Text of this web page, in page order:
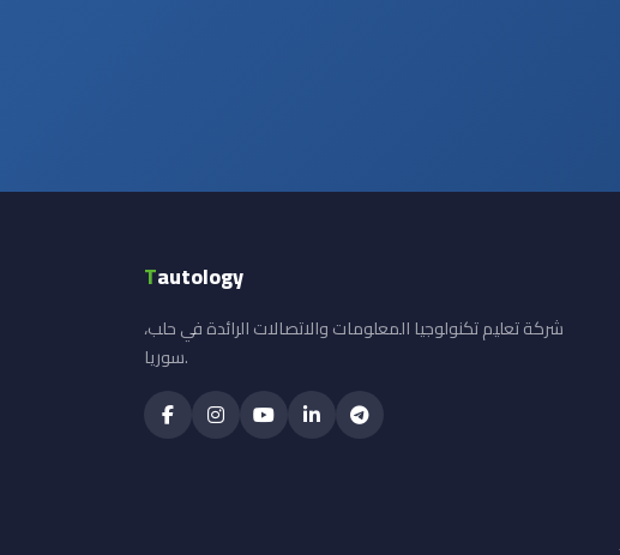
Tautology
شركة تعليم تكنولوجيا المعلومات والاتصالات الرائدة في حلب،
سوريا.